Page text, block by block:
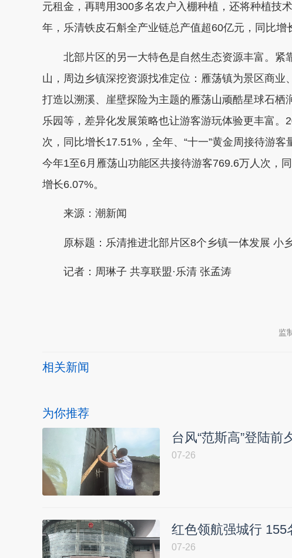
元租金，再聘用300多名农户入棚种植，还将种植技
年，乐清铁皮石斛全产业链总产值超60亿元，同比增
北部片区的另一大特色是自然生态资源丰富。紧
山，周边乡镇深挖资源找准定位：雁荡镇为景区商
打造以溯溪、崖壁探险为主题的雁荡山顽酷星球石
乐园等，差异化发展策略也让游客游玩体验更丰富。
次，同比增长17.51%，全年、“十一”黄金周接待游
今年1至6月雁荡山功能区共接待游客769.6万人次，
增长6.07%。
来源：潮新闻
原标题：乐清推进北部片区8个乡镇一体发展 小
记者： 周琳子 共享联盟·乐清 张孟涛
监
相关新闻
为你推荐
台风“范斯高”登陆
07-26
红色领航强城行 155
07-26